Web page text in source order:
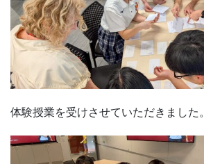
体験授業を受けさせていただきました。